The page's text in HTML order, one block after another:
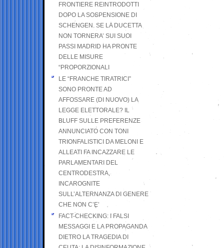
FRONTIERE REINTRODOTTI
DOPO LA SOSPENSIONE DI
SCHENGEN. SE LA DUCETTA
NON TORNERA’ SUI SUOI
PASSI MADRID HA PRONTE
DELLE MISURE
“PROPORZIONALI
LE “FRANCHE TIRATRICI”
SONO PRONTE AD
AFFOSSARE (DI NUOVO) LA
LEGGE ELETTORALE? IL
BLUFF SULLE PREFERENZE
ANNUNCIATO CON TONI
TRIONFALISTICI DA MELONI E
ALLEATI FA INCAZZARE LE
PARLAMENTARI DEL
CENTRODESTRA,
INCAROGNITE
SULL’ALTERNANZA DI GENERE
CHE NON C’E’
FACT-CHECKING: I FALSI
MESSAGGI E LA PROPAGANDA
DIETRO LA TRAGEDIA DI